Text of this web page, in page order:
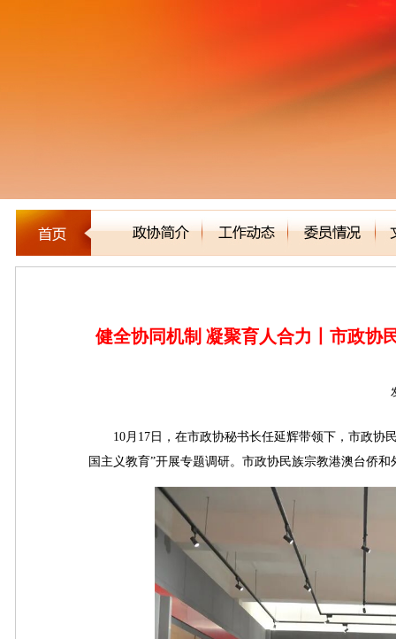
健全协同机制 凝聚育人合力丨市政协
10月17日，在市政协秘书长任延辉带领下，市政协
国主义教育”开展专题调研。市政协民族宗教港澳台侨